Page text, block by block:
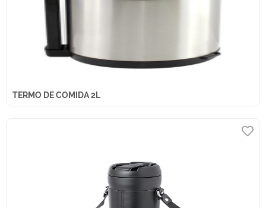
TERMO DE COMIDA 2L